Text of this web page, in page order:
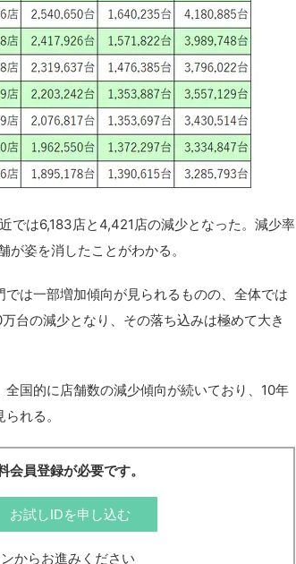
では6,183店と4,421店の減少となった。減少率
姿を消したことがわかる。
は一部増加傾向が見られるものの、全体では
台の減少となり、その落ち込みは極めて大き
国的に店舗数の減少傾向が続いており、10年
れる。
会員登録が必要です。
お試しIDを申し込む
からお進みください